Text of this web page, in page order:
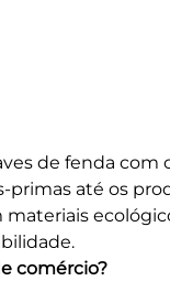
de fenda
primas até os
comércio?